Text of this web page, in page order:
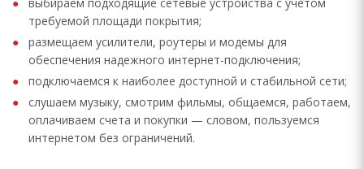
требуемой площади покрытия;
размещаем усилители, роутеры и модемы для
обеспечения надежного интернет-подключения;
подключаемся к наиболее доступной и стабильной сети;
слушаем музыку, смотрим фильмы, общаемся, работаем,
оплачиваем счета и покупки — словом, пользуемся
интернетом без ограничений.